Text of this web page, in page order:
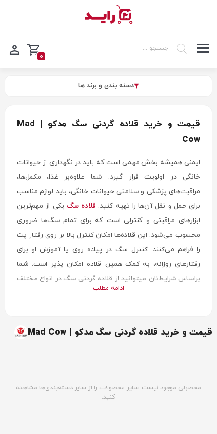
0
دسته بندی و برند ها
قیمت و خرید قلاده گردنی سگ مدکو | Mad
Cow
ایمنی همیشه بخش مهمی است که باید در نگهداری از حیوانات
خانگی در اولویت قرار گیرد. شما علاوه‌بر غذا، مکمل‌ها،
مراقبت‌های پزشکی و سلامتی حیوانات خانگی، باید لوازم مناسب
برای حمل و نقل آن‌ها را تهیه کنید. قلاده سگ یکی از مهم‌ترین
ابزارهای مراقبتی و کنترلی است که برای تمام سگ‌ها ضروری
محسوب می‌شود. این قلاده‌ها امکان کنترل بالا بر روی رفتار پت
را فراهم می‌کنند. کنترل سگ در پیاده روی یا آموزش او برای
رفتارهای روزانه، به کمک همین قلاده امکان پذیر است. شما
براساس شرایط‌تان میتوانید از قلاده گردنی سگ در انواع مختلف
استفاده کنید. در این بخش قصد داریم هر چیزی که باید از قلاده
ادامه مطلب
قیمت و خرید قلاده گردنی سگ مدکو | Mad Cow
محصولی موجود نیست. سایر محصولات را از سایر دسته‌بندی‌ها مشاهده
کنید.